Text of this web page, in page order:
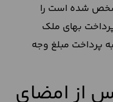
شده است را
بهای ملک
پرداخت مبلغ وجه
از امضای